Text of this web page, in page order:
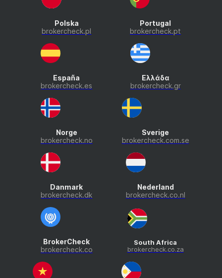
Polska
brokercheck.pl
Portugal
brokercheck.pt
España
brokercheck.es
Ελλάδα
brokercheck.gr
Norge
brokercheck.no
Sverige
brokercheck.com.se
Danmark
brokercheck.dk
Nederland
brokercheck.co.nl
BrokerCheck
brokercheck.co
South Africa
brokercheck.co.za